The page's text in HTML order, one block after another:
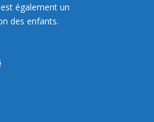
également un
des enfants.